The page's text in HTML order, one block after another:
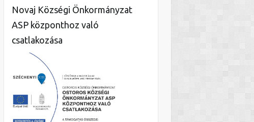
Novaj Községi Önkormányzat
ASP központhoz való
csatlakozása